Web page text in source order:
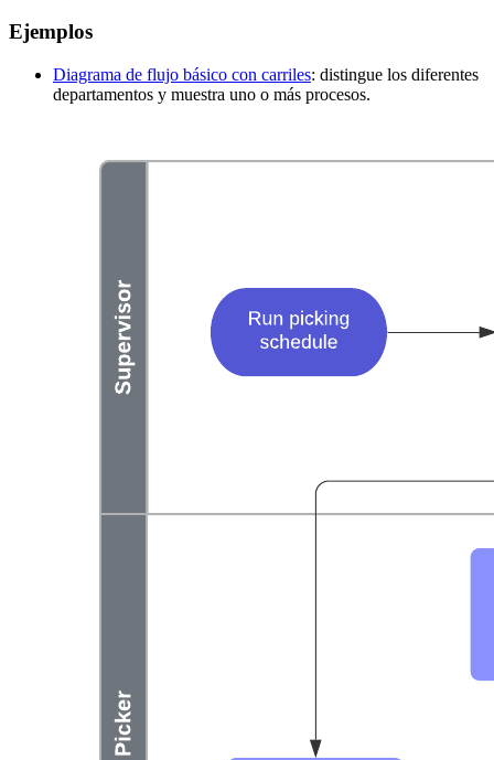
Ejemplos
Diagrama de flujo básico con carriles: distingue los diferentes
departamentos y muestra uno o más procesos.